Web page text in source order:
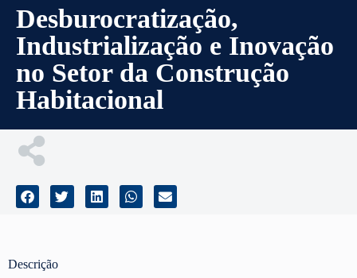
Desburocratização,
Industrialização e Inovação
no Setor da Construção
Habitacional
Descrição